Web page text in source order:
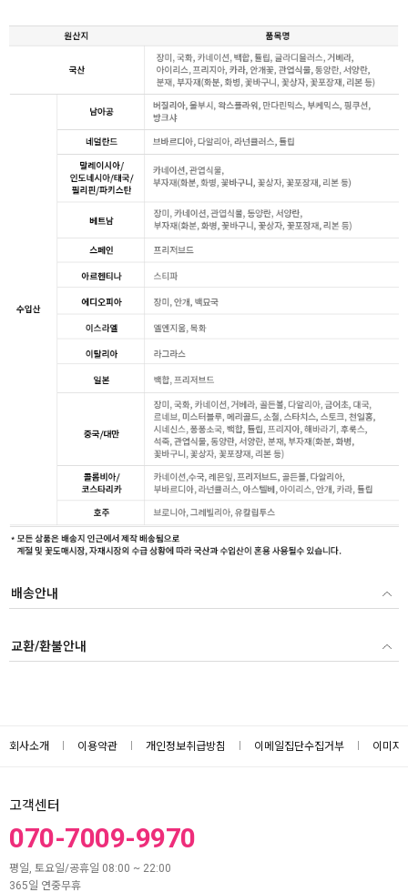
배송안내
교환/환불안내
회사소개 이용약관 개인정보취급방침 이메일집단수집거부 이미지
고객센터
070-7009-9970
평일, 토요일/공휴일 08:00 ~ 22:00
365일 연중무휴